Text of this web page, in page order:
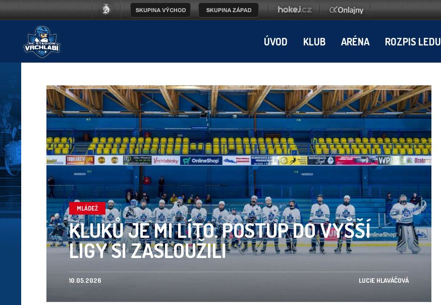
ÚVOD KLUB ARÉNA ROZPIS LEDU
MLÁDEŽ
KLUKŮ JE MI LÍTO. POSTUP DO VYŠŠÍ
LIGY SI ZASLOUŽILI
10.05.2026 LUCIE HLAVÁČOVÁ